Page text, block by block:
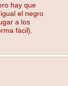
hay que
el negro
a los
fácil).